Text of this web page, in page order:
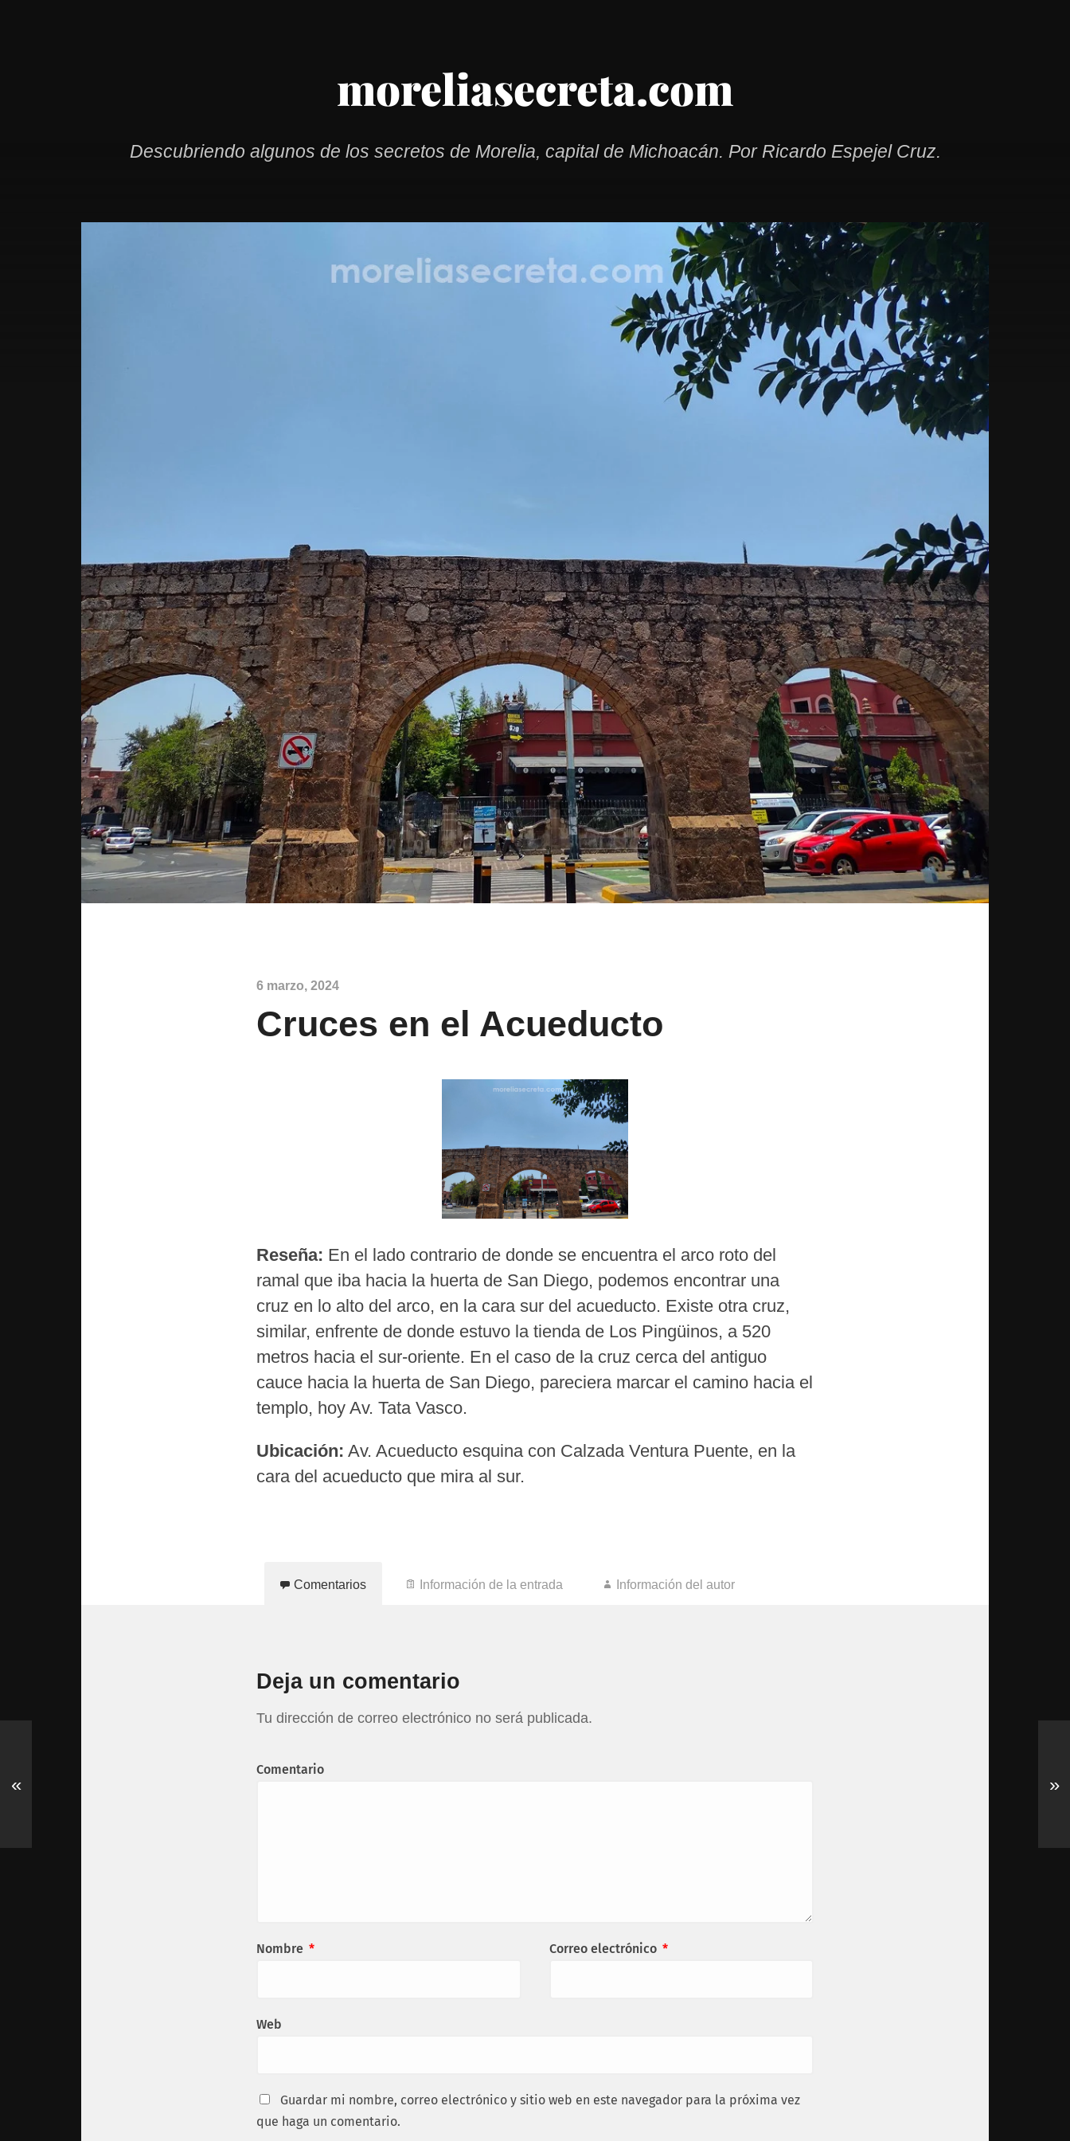
moreliasecreta.com
Descubriendo algunos de los secretos de Morelia, capital de Michoacán. Por Ricardo Espejel Cruz.
6 marzo, 2024
Cruces en el Acueducto
Reseña: En el lado contrario de donde se encuentra el arco roto del
ramal que iba hacia la huerta de San Diego, podemos encontrar una
cruz en lo alto del arco, en la cara sur del acueducto. Existe otra cruz,
similar, enfrente de donde estuvo la tienda de Los Pingüinos, a 520
metros hacia el sur-oriente. En el caso de la cruz cerca del antiguo
cauce hacia la huerta de San Diego, pareciera marcar el camino hacia el
templo, hoy Av. Tata Vasco.
Ubicación: Av. Acueducto esquina con Calzada Ventura Puente, en la
cara del acueducto que mira al sur.
Comentarios Información de la entrada Información del autor
Deja un comentario
Tu dirección de correo electrónico no será publicada.
Comentario
Nombre * Correo electrónico *
Web
Guardar mi nombre, correo electrónico y sitio web en este navegador para la próxima vez
que haga un comentario.
« »